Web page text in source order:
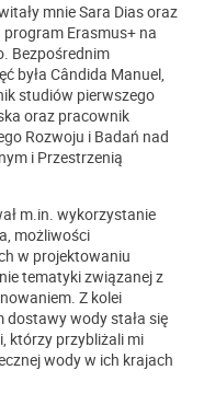
mnie Sara Dias oraz
Erasmus+ na
Bezpośrednim
była Cândida Manuel,
studiów pierwszego
oraz pracownik
Rozwoju i Badań nad
i Przestrzenią
m.in. wykorzystanie
możliwości
w projektowaniu
tematyki związanej z
Z kolei
wody stała się
którzy przybliżali mi
wody w ich krajach